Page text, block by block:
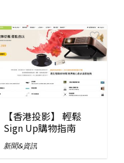
【香港投影】 輕鬆
Sign Up購物指南
新聞&資訊